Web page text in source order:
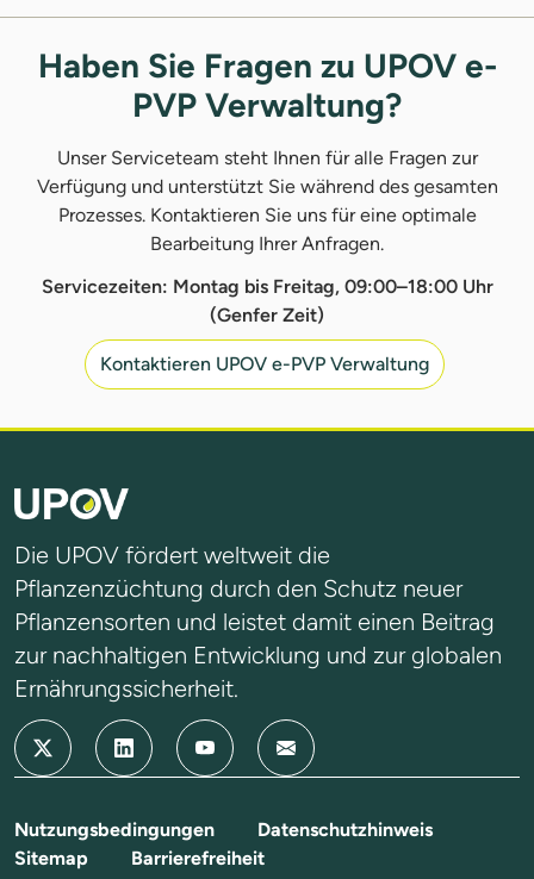
Haben Sie Fragen zu UPOV e-
PVP Verwaltung?
Unser Serviceteam steht Ihnen für alle Fragen zur
Verfügung und unterstützt Sie während des gesamten
Prozesses. Kontaktieren Sie uns für eine optimale
Bearbeitung Ihrer Anfragen.
Servicezeiten: Montag bis Freitag, 09:00–18:00 Uhr
(Genfer Zeit)
Kontaktieren UPOV e-PVP Verwaltung
Die UPOV fördert weltweit die
Pflanzenzüchtung durch den Schutz neuer
Pflanzensorten und leistet damit einen Beitrag
zur nachhaltigen Entwicklung und zur globalen
Ernährungssicherheit.
Nutzungsbedingungen
Datenschutzhinweis
Sitemap
Barrierefreiheit